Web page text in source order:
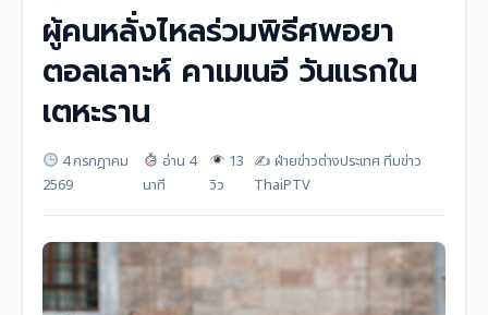
ผู้คนหลั่งไหลร่วมพิธีศพอยา
ตอลเลาะห์ คาเมเนอี วันแรกใน
เตหะราน
4 กรกฎาคม
2569
อ่าน 4
นาที
13
วิว
✍️ ฝ่ายข่าวต่างประเทศ ทีมข่าว
ThaiPTV